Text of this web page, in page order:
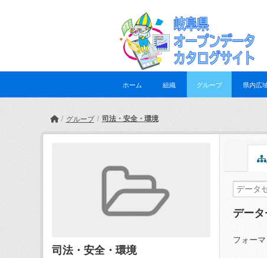
ホーム 組織 グループ 県内広
グループ 司法・安全・環境
司法・安全・環境
デー
フォー